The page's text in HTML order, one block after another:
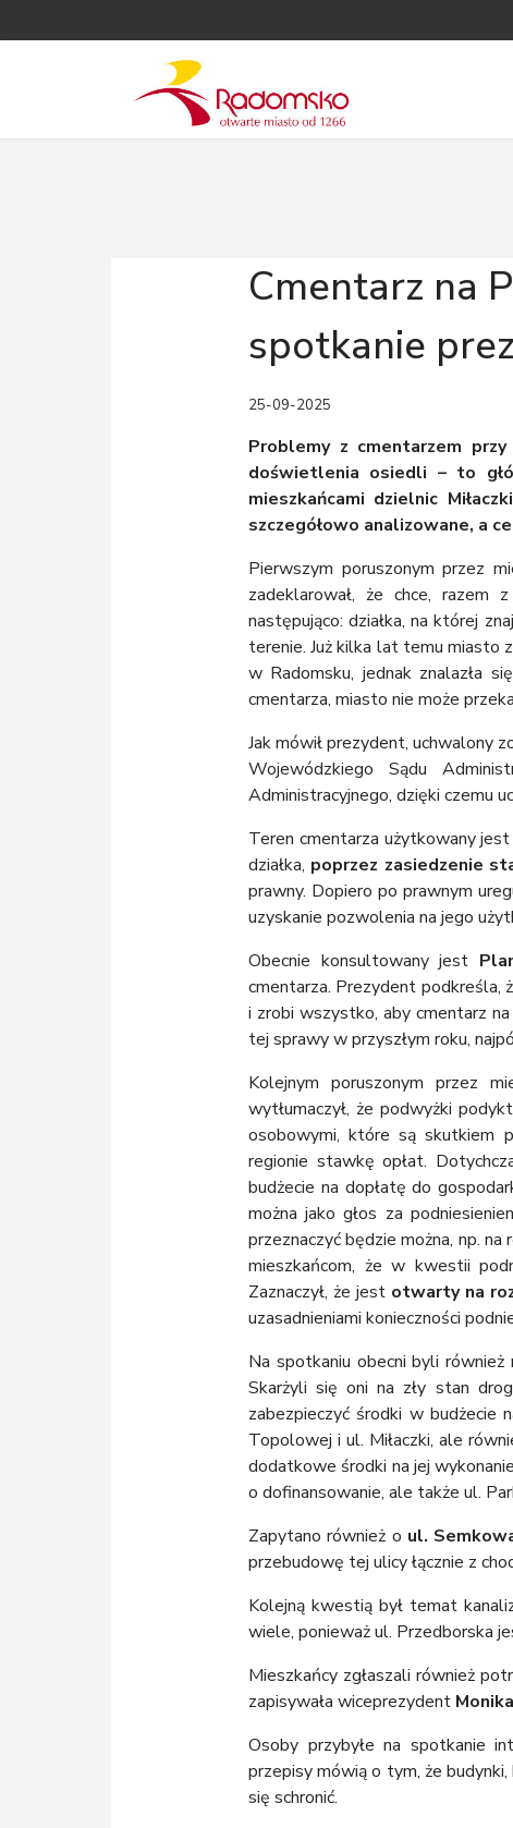
Cmentarz na
spotkanie
25-09-2025
Problemy z cmentarzem
doświetlenia osiedli – to
mieszkańcami dzielnic
szczegółowo analizowane, a
Pierwszym poruszonym przez
zadeklarował, że chce, razem
następująco: działka, na której
terenie. Już kilka lat temu miasto
w Radomsku, jednak znalazła
cmentarza, miasto nie może
Jak mówił prezydent, uchwalony
Wojewódzkiego Sądu
Administracyjnego, dzięki czemu
Teren cmentarza użytkowany
działka, poprzez zasiedzenie
prawny. Dopiero po prawnym
uzyskanie pozwolenia na jego
Obecnie konsultowany jest
cmentarza. Prezydent podkreśla,
i zrobi wszystko, aby cmentarz
tej sprawy w przyszłym roku,
Kolejnym poruszonym przez
wytłumaczył, że podwyżki
osobowymi, które są skutkiem
regionie stawkę opłat.
budżecie na dopłatę do
można jako głos za
przeznaczyć będzie można, np.
mieszkańcom, że w kwestii
Zaznaczył, że jestotwarty na
uzasadnieniami konieczności
Na spotkaniu obecni byli również
Skarżyli się oni na zły stan
zabezpieczyć środki w budżecie
Topolowej i ul. Miłaczki, ale
dodatkowe środki na jej
o dofinansowanie, ale także ul.
Zapytano również o ul.
przebudowę tej ulicy łącznie z
Kolejną kwestią był temat
wiele, ponieważ ul. Przedborska
Mieszkańcy zgłaszali również
zapisywała wiceprezydent
Osoby przybyłe na spotkanie
przepisy mówią o tym, że
się schronić.